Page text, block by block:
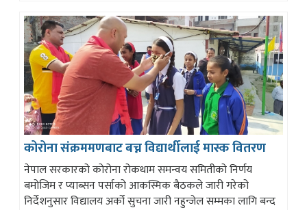
कोरोना संक्रममणबाट बच्न विद्यार्थीलाई मास्क वितरण
नेपाल सरकारको कोरोना रोकथाम समन्वय समितीको निर्णय
बमोजिम र प्याब्सन पर्साको आकस्मिक बैठकले जारी गरेको
निर्देशनुसार विद्यालय अर्को सुचना जारी नहुन्जेल सम्मका लागि बन्द